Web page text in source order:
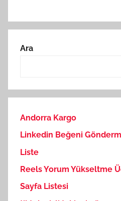
Ara
Andorra Kargo
Linkedin Beğeni
Liste
Reels Yorum Yükseltme
Sayfa Listesi